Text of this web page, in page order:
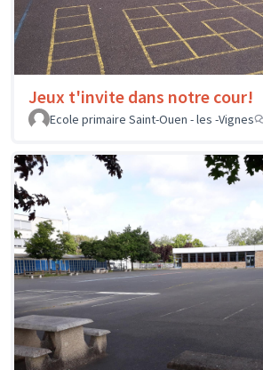
Jeux t'invite dans notre cour!
Ecole primaire Saint-Ouen - les -Vignes